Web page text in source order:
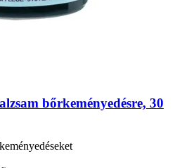
bőrkeményedésre, 30